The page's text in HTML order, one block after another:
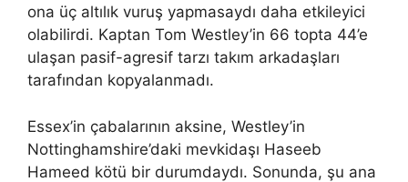
ona üç altılık vuruş yapmasaydı daha etkileyici
olabilirdi. Kaptan Tom Westley’in 66 topta 44’e
ulaşan pasif-agresif tarzı takım arkadaşları
tarafından kopyalanmadı.
Essex’in çabalarının aksine, Westley’in
Nottinghamshire’daki mevkidaşı Haseeb
Hameed kötü bir durumdaydı. Sonunda, şu ana